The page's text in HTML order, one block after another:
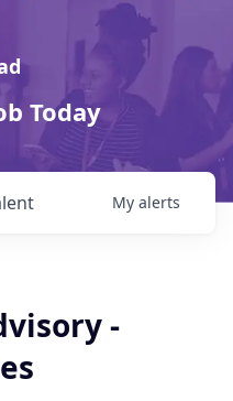
Today
My alerts
-